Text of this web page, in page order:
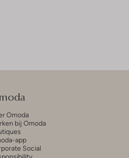
Omoda
bij Omoda
app
Social